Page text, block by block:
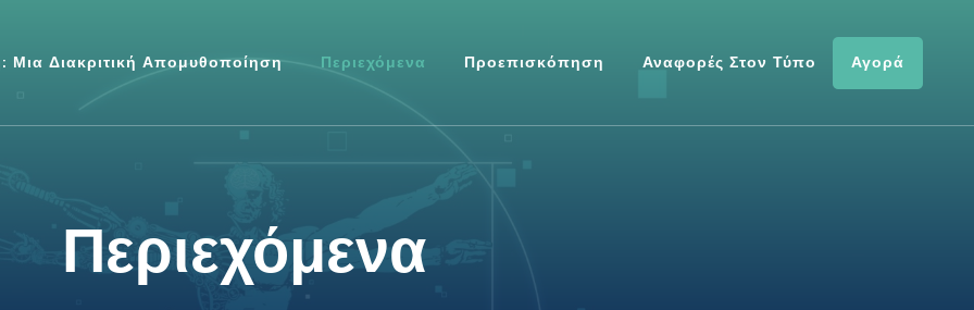
έγινε μόδα
Μια Διακριτική Απομυθοποίηση Περιεχόμενα Προεπισκόπηση Αναφορές Στον Τύπο Αγορά
Περιεχόμενα